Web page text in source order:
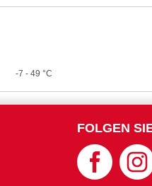
-7 - 49 °C
FOLGEN